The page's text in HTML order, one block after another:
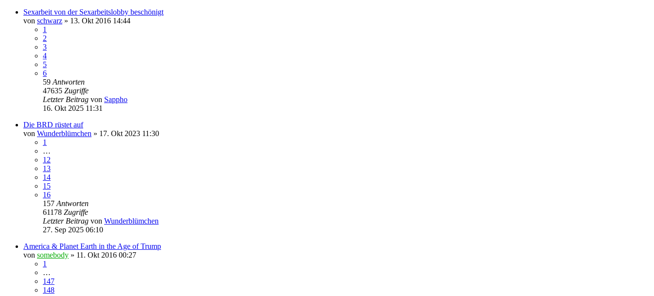
Sexarbeit von der Sexarbeitslobby beschönigt
von schwarz » 13. Okt 2016 14:44
1
2
3
4
5
6
59 Antworten
47635 Zugriffe
Letzter Beitrag von Sappho
16. Okt 2025 11:31
Die BRD rüstet auf
von Wunderblümchen » 17. Okt 2023 11:30
1
…
12
13
14
15
16
157 Antworten
61178 Zugriffe
Letzter Beitrag von Wunderblümchen
27. Sep 2025 06:10
America & Planet Earth in the Age of Trump
von somebody » 11. Okt 2016 00:27
1
…
147
148